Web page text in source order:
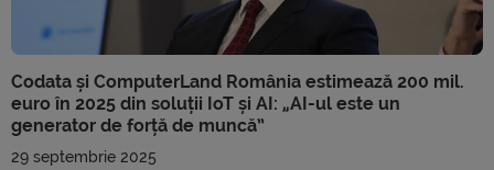
Codata și ComputerLand România estimează 200 mil.
euro în 2025 din soluții IoT și AI: „AI-ul este un
generator de forță de muncă”
29 septembrie 2025